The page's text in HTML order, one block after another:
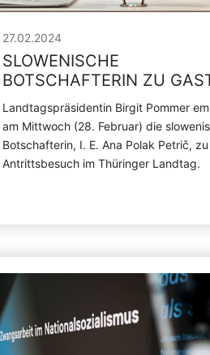
27.02.2024
SLOWENISCHE
BOTSCHAFTERIN ZU
Landtagspräsidentin Birgit Pommer
am Mittwoch (28. Februar) die
Botschafterin, I. E. Ana Polak Petrič,
Antrittsbesuch im Thüringer Landtag.